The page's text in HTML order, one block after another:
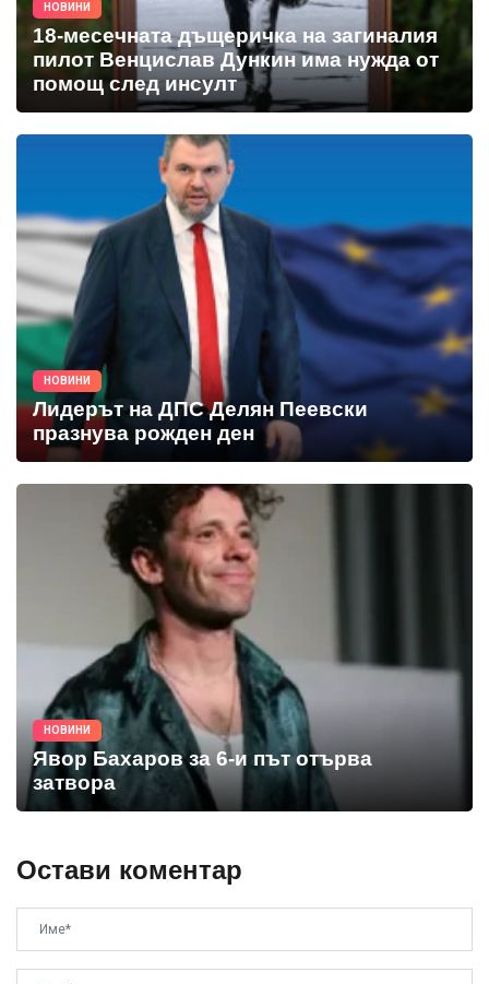
НОВИНИ
18-месечната дъщеричка на загиналия
пилот Венцислав Дункин има нужда от
помощ след инсулт
НОВИНИ
Лидерът на ДПС Делян Пеевски
празнува рожден ден
НОВИНИ
Явор Бахаров за 6-и път отърва
затвора
Остави коментар